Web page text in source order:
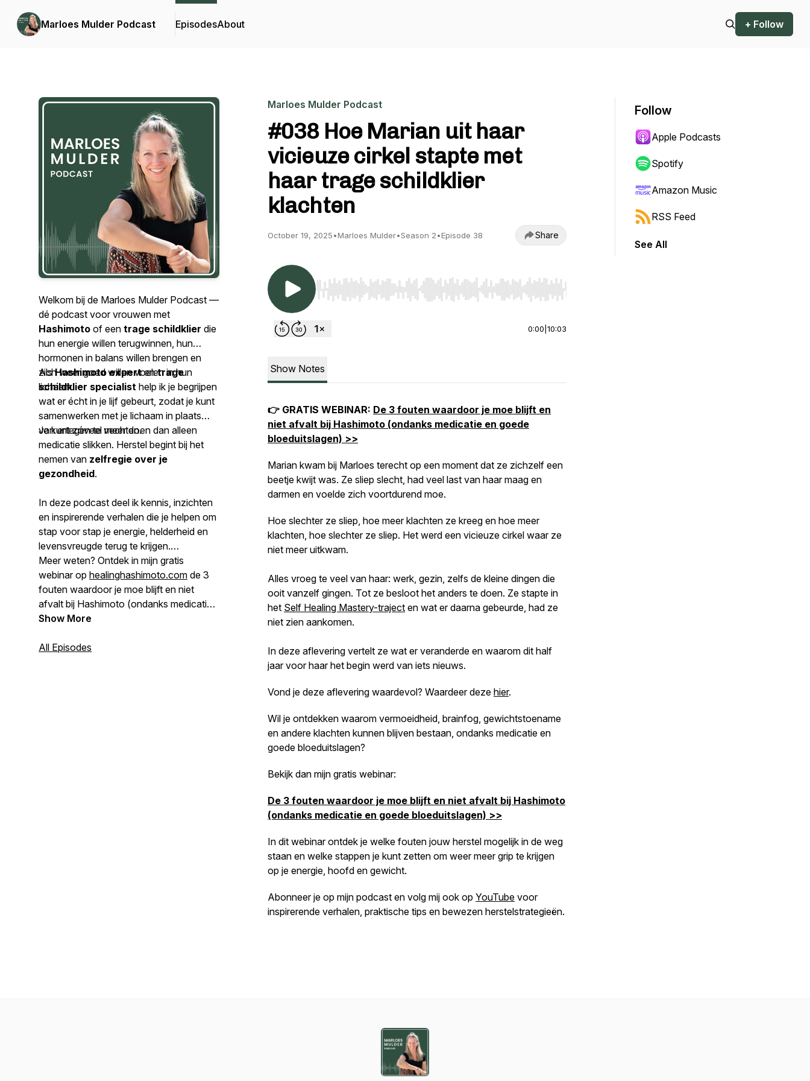
Marloes Mulder Podcast EpisodesAbout + Follow
Welkom bij de Marloes Mulder Podcast —
dé podcast voor vrouwen met
Hashimoto of een trage schildklier die
hun energie willen terugwinnen, hun
hormonen in balans willen brengen en
zich weer goed willen voelen in hun
lichaam.
AlsHashimoto expertentrage
schildklier specialist help ik je begrijpen
wat er écht in je lijf gebeurt, zodat je kunt
samenwerken met je lichaam in plaats
van ertegen te vechten.
Je kunt zóveel meer doen dan alleen
medicatie slikken. Herstel begint bij het
nemen van zelfregie over je
gezondheid.
In deze podcast deel ik kennis, inzichten
en inspirerende verhalen die je helpen om
stap voor stap je energie, helderheid en
levensvreugde terug te krijgen.
Meer weten? Ontdek in mijn gratis
webinar op healinghashimoto.com de 3
fouten waardoor je moe blijft en niet
afvalt bij Hashimoto (ondanks medicatie
en goede bloeduitslagen).
Show More
All Episodes
Marloes Mulder Podcast
#038 Hoe Marian uit haar
vicieuze cirkel stapte met
haar trage schildklier
klachten
October 19, 2025•Marloes Mulder•Season 2•Episode 38 Share
Use Left/Right to seek, Home/End to jump to start or end. Hold shift to jump forward or backward.
0:00 10:03
Show Notes
👉 GRATIS WEBINAR: De 3 fouten waardoor je moe blijft en
niet afvalt bij Hashimoto (ondanks medicatie en goede
bloeduitslagen) >>
Marian kwam bij Marloes terecht op een moment dat ze zichzelf een
beetje kwijt was. Ze sliep slecht, had veel last van haar maag en
darmen en voelde zich voortdurend moe.
Hoe slechter ze sliep, hoe meer klachten ze kreeg en hoe meer
klachten, hoe slechter ze sliep. Het werd een vicieuze cirkel waar ze
niet meer uitkwam.
Alles vroeg te veel van haar: werk, gezin, zelfs de kleine dingen die
ooit vanzelf gingen. Tot ze besloot het anders te doen. Ze stapte in
het Self Healing Mastery-traject en wat er daarna gebeurde, had ze
niet zien aankomen.
In deze aflevering vertelt ze wat er veranderde en waarom dit half
jaar voor haar het begin werd van iets nieuws.
Vond je deze aflevering waardevol? Waardeer deze hier.
Wil je ontdekken waarom vermoeidheid, brainfog, gewichtstoename
en andere klachten kunnen blijven bestaan, ondanks medicatie en
goede bloeduitslagen?
Bekijk dan mijn gratis webinar:
De 3 fouten waardoor je moe blijft en niet afvalt bij Hashimoto
(ondanks medicatie en goede bloeduitslagen) >>
In dit webinar ontdek je welke fouten jouw herstel mogelijk in de weg
staan en welke stappen je kunt zetten om weer meer grip te krijgen
op je energie, hoofd en gewicht.
Abonneer je op mijn podcast en volg mij ook op YouTube voor
inspirerende verhalen, praktische tips en bewezen herstelstrategieën.
Follow
Apple Podcasts
Spotify
Amazon Music
RSS Feed
See All